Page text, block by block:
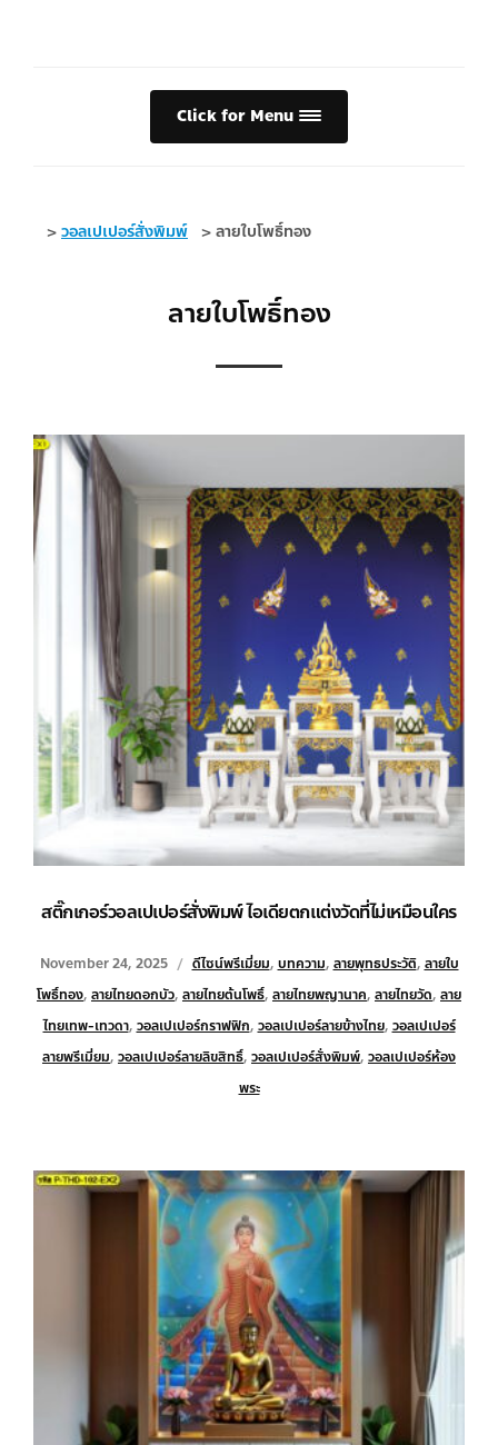
Click for Menu
>วอลเปเปอร์สั่งพิมพ์ >ลายใบโพธิ์ทอง
ลายใบโพธิ์ทอง
สติ๊กเกอร์วอลเปเปอร์สั่งพิมพ์ ไอเดียตกแต่งวัดที่ไม่เหมือนใคร
November 24, 2025 ดีไซน์พรีเมี่ยม, บทความ, ลายพุทธประวัติ, ลายใบ
โพธิ์ทอง, ลายไทยดอกบัว, ลายไทยต้นโพธิ์, ลายไทยพญานาค, ลายไทยวัด, ลาย
ไทยเทพ-เทวดา, วอลเปเปอร์กราฟฟิก, วอลเปเปอร์ลายข้างไทย, วอลเปเปอร์
ลายพรีเมี่ยม, วอลเปเปอร์ลายลิขสิทธิ์, วอลเปเปอร์สั่งพิมพ์, วอลเปเปอร์ห้อง
พระ